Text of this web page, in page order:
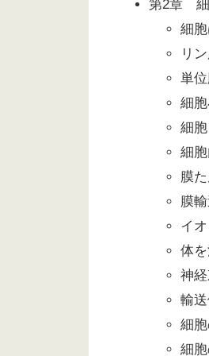
第2章 細
細
リ
単
細
細
細
膜
膜
イ
体
神
輸
細
細